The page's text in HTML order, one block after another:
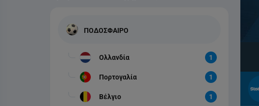
ΠΟΔΟΣΦΑΙΡΟ
Ολλανδία 1
Πορτογαλία 1
Βέλγιο 1